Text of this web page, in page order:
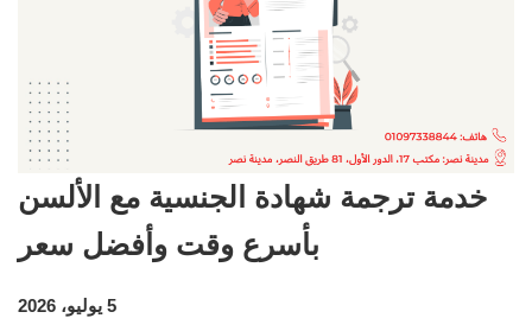
خدمة ترجمة شهادة الجنسية مع الألسن
بأسرع وقت وأفضل سعر
5 يوليو، 2026